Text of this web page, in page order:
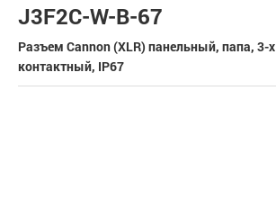
J3F2C-W-B-67
Разъем Cannon (XLR) панельный, папа, 3-х
контактный, IP67